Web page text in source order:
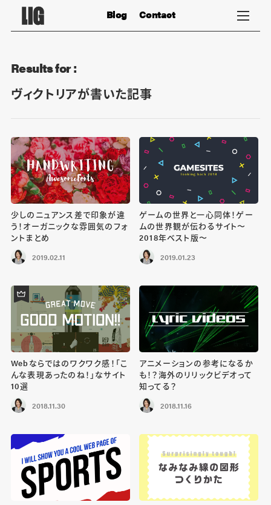
Contact
Blog
Results for :
ヴィクトリアが書いた記事
少しのニュアンス差で印象が違
う！オーガニックな雰囲気のフォ
ントまとめ
2019.02.11
ゲームの世界と一心同体！ゲー
ムの世界観が伝わるサイト〜
2018年ベスト版〜
2019.01.23
Webならではのワクワク感！「こ
んな表現あったのね！」なサイト
10選
2018.11.30
アニメーションの参考になるか
も！？海外のリリックビデオって
知ってる？
2018.11.16